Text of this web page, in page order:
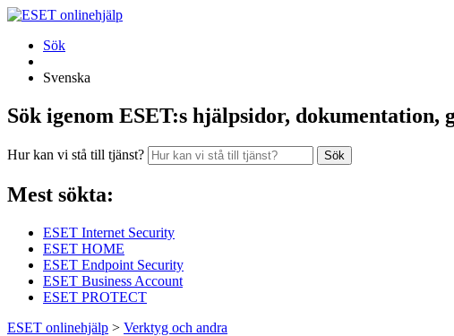
Sök
Svenska
Sök igenom ESET:s hjälpsidor, dokumentation,
Hur kan vi stå till tjänst? Sök
Mest sökta:
ESET Internet Security
ESET HOME
ESET Endpoint Security
ESET Business Account
ESET PROTECT
ESET onlinehjälp > Verktyg och andra